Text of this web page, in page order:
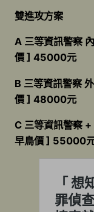
雙進攻方案
A 三等資訊警察
價 ] 45000元
B 三等資訊警察
價 ] 48000元
C 三等資訊警察
早鳥價 ] 55000